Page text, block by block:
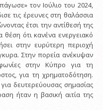
τον Ιούλιο του 2024,
τις έρευνες στη θαλάσσια
έτσι την αντίθεσή της
θέση ότι κανένα ενεργειακό
στην ευρύτερη περιοχή
Στην πορεία ανέκυψαν
στην Κύπρο για τη
για τη χρηματοδότηση.
δευτερεύουσας σημασίας
ήταν η βασική αιτία της